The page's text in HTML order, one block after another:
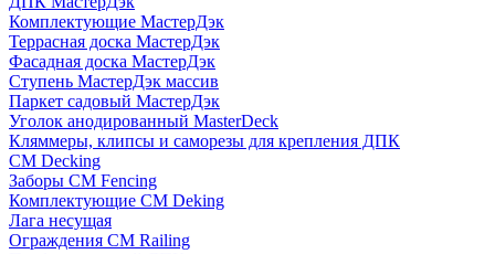
Комплектующие МастерДэк
Террасная доска МастерДэк
Фасадная доска МастерДэк
Ступень МастерДэк массив
Паркет садовый МастерДэк
Уголок анодированный MasterDeck
Кляммеры, клипсы и саморезы для крепления ДПК
CM Decking
Заборы CM Fencing
Комплектующие CM Deking
Лага несущая
Ограждения CM Railing